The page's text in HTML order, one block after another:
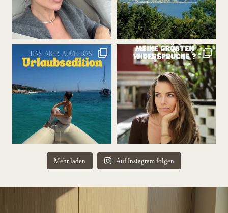
Mehr laden Auf Instagram folgen